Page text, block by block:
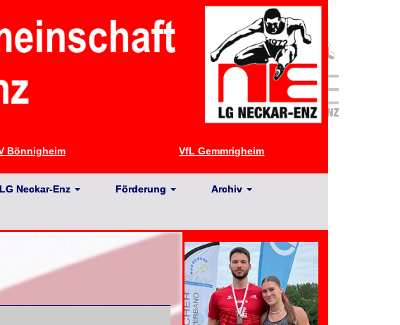
Bönnigheim VfL Gemmrigheim
Neckar-Enz Förderung Archiv